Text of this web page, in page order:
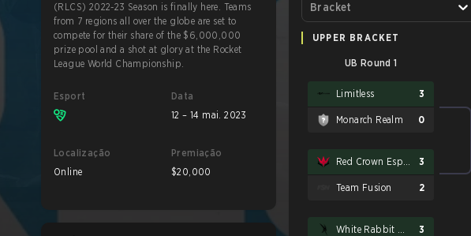
(RLCS) 2022-23 Season is finally here. Teams
from 7 regions all over the globe are set to
compete for their share of the $6,000,000
prize pool and a shot at glory at the Rocket
League World Championship.
Esport
Data
12 – 14 mai. 2023
Localização
Online
Premiação
$20,000
Bracket
UPPER BRACKET
UB Round 1
Limitless 3
Monarch Realm 0
3
Team Fusion 2
3